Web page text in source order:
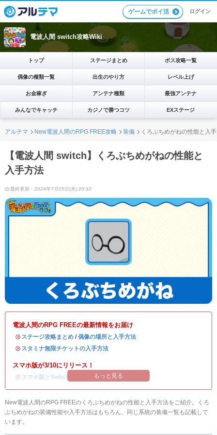
ゲームでポイ活 ログイン
電波人間 switch攻略Wiki
トップ ステージまとめ ボス攻略一覧
偶像の種類一覧 出生のやり方 レベル上げ
お金稼ぎ アンテナ種類 最強アンテナ
みんなでキャッチ カジノで勝つコツ EXステージ
アルテマ New電波人間のRPG FREE攻略 装備 くろぶちめがねの性能と入
【電波人間 switch】くろぶちめがねの性能と
入手方法
最終更新：2024年7月25日(木) 20:32
電波人間のRPG FREEの最新情報をお届け
・ ステージ攻略まとめ / 偶像の場所と入手方法
・ スタミナ無限チケットの入手方法
スマホ版が3/10にリリース！
・ スマホ版とSwitch版のデータ連携方法
もっと見る
New電波人間のRPG FREEのくろぶちめがねの性能と入手方法をご紹介。くろ
ぶちめがねの装備性能や入手方法はもちろん、同じ系統の装備一覧も記載して
います。